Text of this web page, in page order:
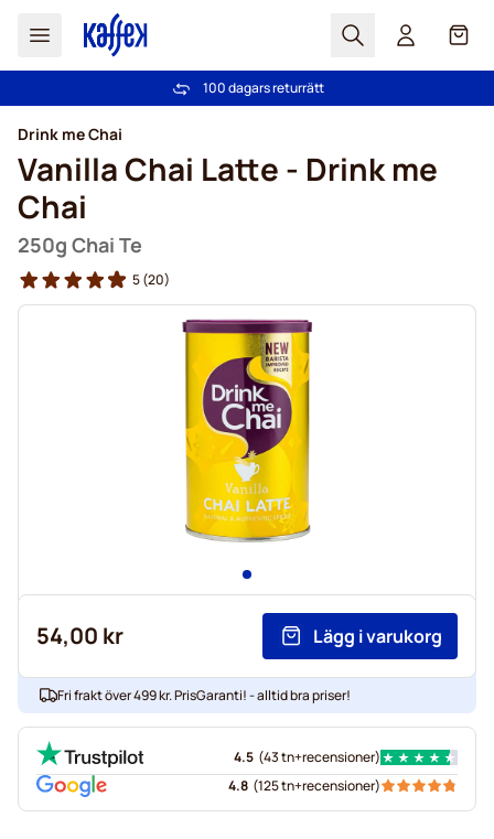
Sök Cart
Fri frakt över 499 kr
100 dagars returrätt
Drink me Chai
Vanilla Chai Latte - Drink me
Chai
250g Chai Te
5(20)
54,00 kr Lägg i varukorg
Fri frakt över 499 kr. PrisGaranti! - alltid bra priser!
4.5 (43 tn+recensioner)
4.8 (125 tn+recensioner)